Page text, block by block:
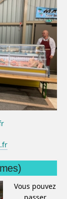
Vous pouvez
passer